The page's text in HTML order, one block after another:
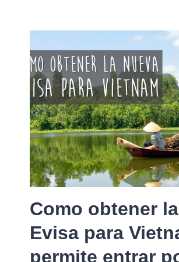
Como obtener
Evisa para
permite entrar